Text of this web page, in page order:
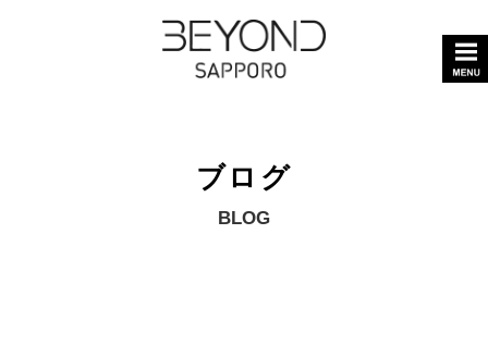
ブログ
BLOG